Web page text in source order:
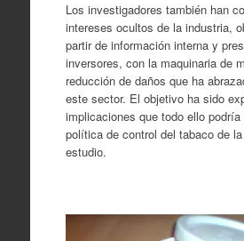
Los investigadores también han
intereses ocultos de la industria,
partir de información interna y
inversores, con la maquinaria de
reducción de daños que ha
este sector. El objetivo ha sido
implicaciones que todo ello podría
política de control del tabaco de
estudio.